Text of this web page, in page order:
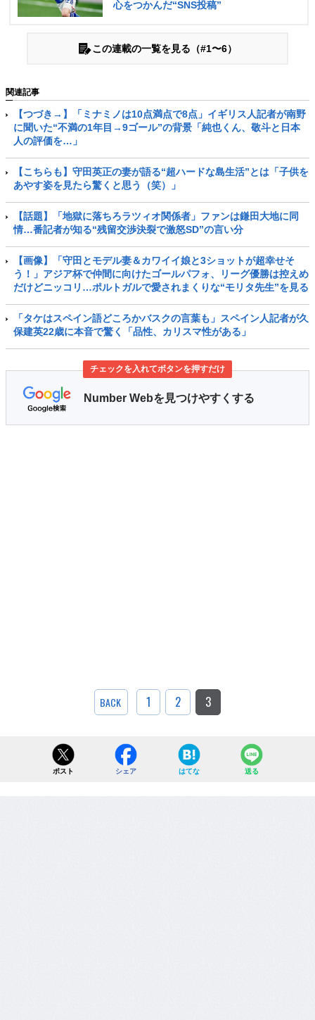
心をつかんだ“SNS投稿”
この連載の一覧を見る（#1〜6）
関連記事
【つづき→】「ミナミノは10点満点で8点」イギリス人記者が南野
に聞いた“不満の1年目→9ゴール”の背景「純也くん、敬斗と日本
人の評価を…」
【こちらも】守田英正の妻が語る“超ハードな島生活”とは「子供を
あやす姿を見たら驚くと思う（笑）」
【話題】「地獄に落ちろラツィオ関係者」ファンは鎌田大地に同
情…番記者が知る“残留交渉決裂で激怒SD”の言い分
【画像】「守田とモデル妻＆カワイイ娘と3ショットが超幸せそ
う！」アジア杯で仲間に向けたゴールパフォ、リーグ優勝は控えめ
だけどニッコリ…ポルトガルで愛されまくりな“モリタ先生”を見る
「タケはスペイン語どころかバスクの言葉も」スペイン人記者が久
保建英22歳に本音で驚く「品性、カリスマ性がある」
チェックを入れてボタンを押すだけ
Number Webを見つけやすくする
BACK 1 2 3
ポスト シェア はてな 送る